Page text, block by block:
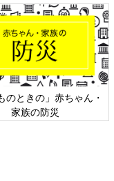
う悩みに、専門家が
ら保育園ですが、尿
園の先生に「尿が採
みたのですが、「絶
のときの」赤ちゃん・
家族の防災